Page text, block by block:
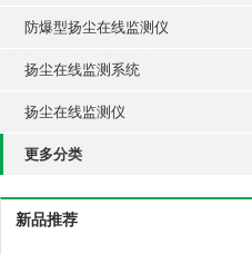
防爆型扬尘在线监测仪
扬尘在线监测系统
扬尘在线监测仪
更多分类
新品推荐